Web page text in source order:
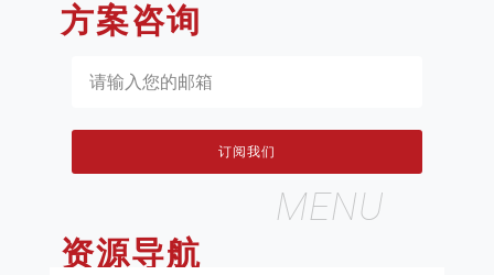
方案咨询
订阅我们
资源导航
MENU